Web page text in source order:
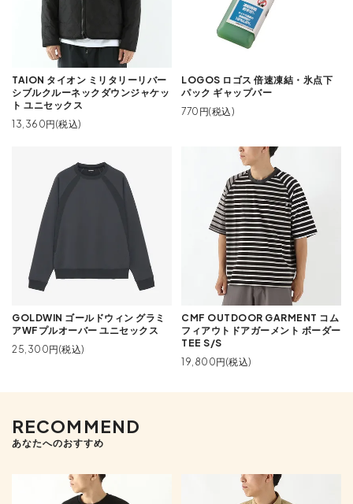
TAION タイオン ミリタリーリバー
シブルクルーネックダウンジャケッ
ト ユニセックス
13,360円(税込)
LOGOS ロゴス 倍速凍結・氷点下
パック ギャップバー
770円(税込)
GOLDWIN ゴールドウィン グラミ
アWFプルオーバー ユニセックス
25,300円(税込)
CMF OUTDOOR GARMENT コム
フィアウトドアガーメント ボーダー
TEE S/S
19,800円(税込)
RECOMMEND
あなたへのおすすめ